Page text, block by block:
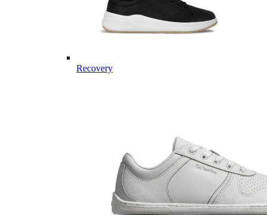
Recovery